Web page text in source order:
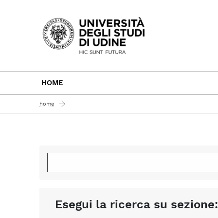
Passa al contenuto principale
HOME
home
Esegui la ricerca su sezione: